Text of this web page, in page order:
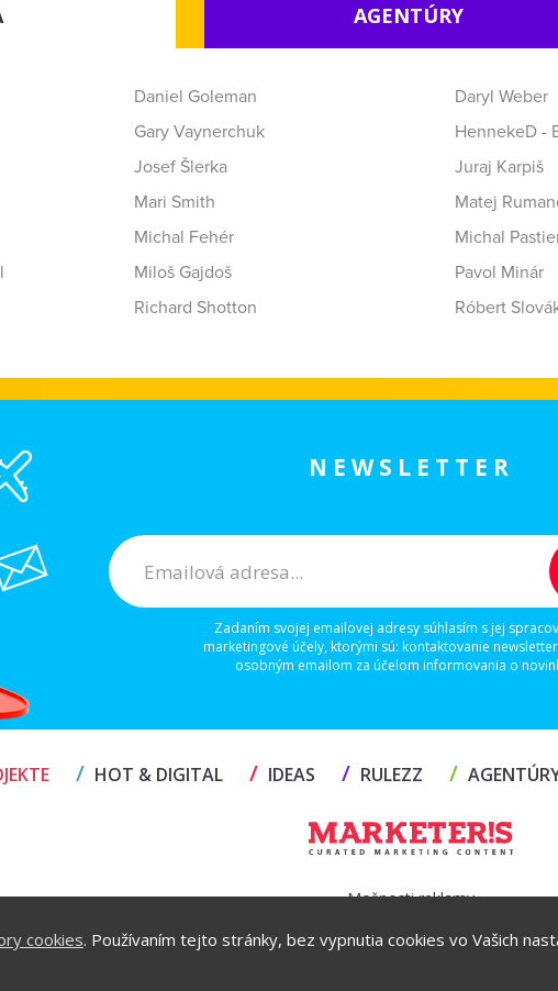
cookies. Používaním tejto stránky, bez vypnutia cookies vo Vašich
AGENTÚRY
Daniel Goleman Daryl Weber
Gary Vaynerchuk HennekeD -
Josef Šlerka Juraj Karpiš
Mari Smith Matej
Michal Fehér Michal
Miloš Gajdoš Pavol Minár
Richard Shotton Róbert
NEWSLETTER
Zadaním svojej emailovej adresy súhlasím s jej
marketingové účely, ktorými sú: kontaktovanie
osobným emailom za účelom informovania o
/ HOT & DIGITAL / IDEAS / RULEZZ /
Možnosti reklamy
Copyright© 2026 by TheMarketers.biz